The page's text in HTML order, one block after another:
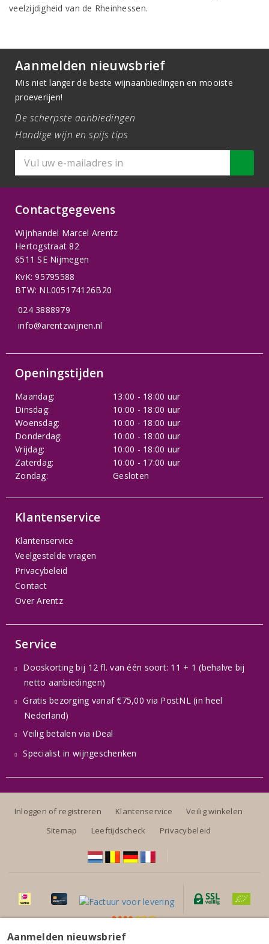
veelzijdigheid van de Rheinhessen.
Aanmelden nieuwsbrief
Mis niet langer de beste wijnaanbiedingen en mooiste
proeverijen!
De scherpste aanbiedingen
Handige wijn en spijs tips
Contactgegevens
Wijnhandel Marcel Arentz
Hertogstraat 82
6511 SE Nijmegen
KvK: 95795588
BTW: NL005174126B20
024 3888979
info@arentzwijnen.nl
Openingstijden
Maandag:
13:00 - 18:00 uur
Dinsdag:
10:00 - 18:00 uur
Woensdag:
10:00 - 18:00 uur
Donderdag:
10:00 - 18:00 uur
Vrijdag:
10:00 - 18:00 uur
Zaterdag:
10:00 - 17:00 uur
Zondag:
Gesloten
Klantenservice
Klantenservice
Veelgestelde vragen
Privacybeleid
Contact
Over Arentz
Service
Dooskorting bij 12 fl. van één soort: 11 + 1 (behalve bij
netto aanbiedingen)
Gratis bezorging vanaf €75,00 via PostNL (in heel
Nederland)
Veilig betalen via iDeal
Specialist in wijngeschenken
Inloggen of registreren Klantenservice
Veilig winkelen
Sitemap
Leeftijdscheck Privacybeleid
Aanmelden nieuwsbrief